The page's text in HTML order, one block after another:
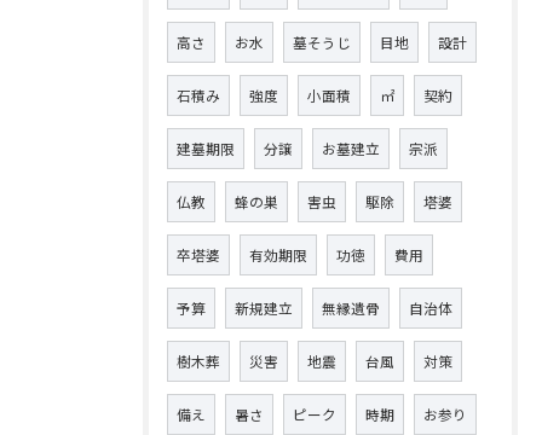
高さ お水 墓そうじ 目地 設計
石積み 強度 小面積 ㎡ 契約
建墓期限 分譲 お墓建立 宗派
仏教 蜂の巣 害虫 駆除 塔婆
卒塔婆 有効期限 功徳 費用
予算 新規建立 無縁遺骨 自治体
樹木葬 災害 地震 台風 対策
備え 暑さ ピーク 時期 お参り